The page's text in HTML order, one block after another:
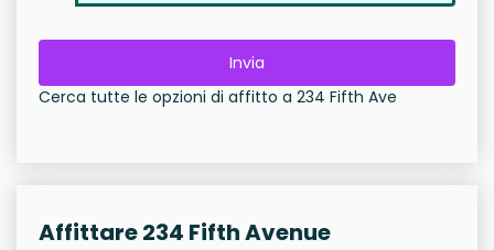
Invia
Cerca tutte le opzioni di affitto a 234 Fifth Ave
Affittare 234 Fifth Avenue